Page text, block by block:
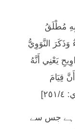
مُطْلَقُ
وَذَكَرَ النَّوَوِيُّ
يَعْنِي أَنَّهُ
قِيَامَ
٤]
ہے جس سے